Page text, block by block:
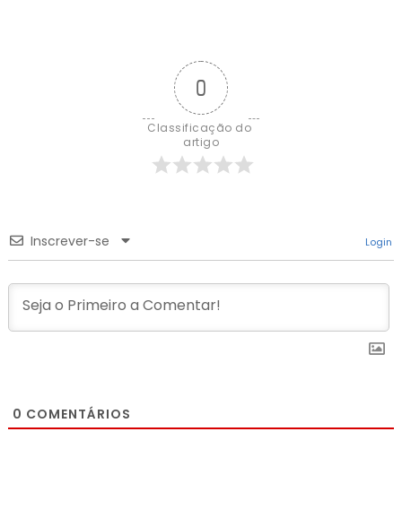
0
Classificação do
artigo
Inscrever-se Login
0 COMENTÁRIOS